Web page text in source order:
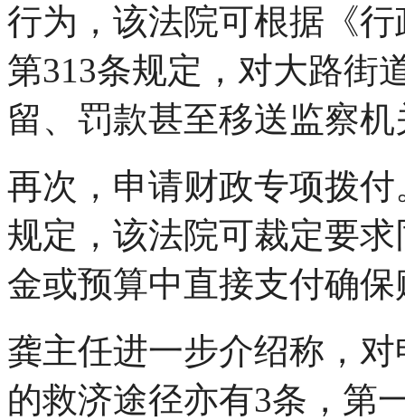
行为，该法院可根据《
第313条规定，对大路街
留、罚款甚至移送监察
再次，申请财政专项拨
规定，该法院可裁定要
金或预算中直接支付确
龚主任进一步介绍称，
的救济途径亦有3条，第